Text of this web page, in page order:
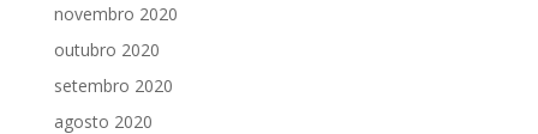
novembro 2020
outubro 2020
setembro 2020
agosto 2020